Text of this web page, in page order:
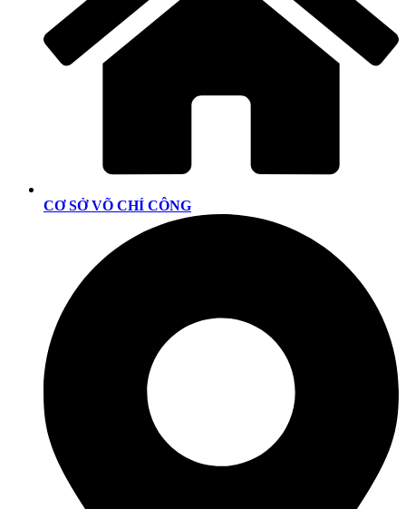
CƠ SỞ VÕ CHÍ CÔNG